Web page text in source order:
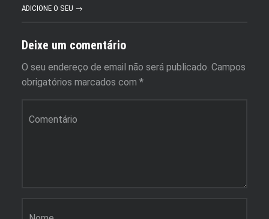
ADICIONE O SEU →
Deixe um comentário
O seu endereço de email não será publicado. Campos
obrigatórios marcados com *